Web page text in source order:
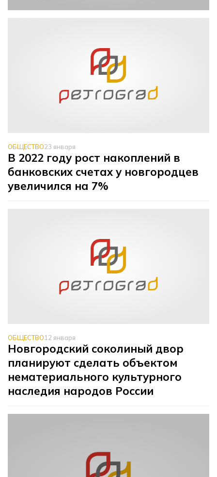
ОБЩЕСТВО23 января
В 2022 году рост накоплений в
банковских счетах у новгородцев
увеличился на 7%
ОБЩЕСТВО12 января
Новгородский соколиный двор
планируют сделать объектом
нематериального культурного
наследия народов России